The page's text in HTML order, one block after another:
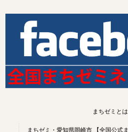
まちゼミとは
まちゼミ・愛知県岡崎市 【全国公式